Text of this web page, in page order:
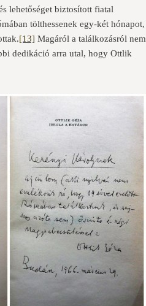
lehetőséget biztosított fiatal
tölthessenek egy-két hónapot,
[13] Magáról a találkozásról nem
dedikáció arra utal, hogy Ottlik